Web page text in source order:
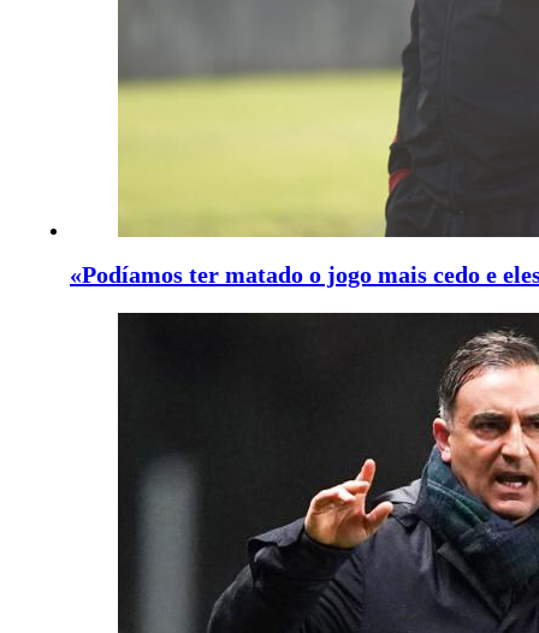
«Podíamos ter matado o jogo mais cedo e